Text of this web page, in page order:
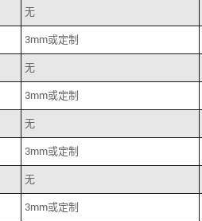
无
3mm或定制
无
3mm或定制
无
3mm或定制
无
3mm或定制